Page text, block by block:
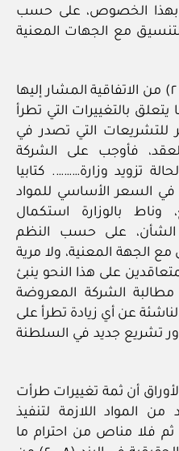
بهذا الخصوص، على حسب
مع الجهات المعنية
وحاصل ما تقدم، أن البند (٨ – ٢) من الاتفاقية المشار إليها
بالتغييرات التي تطرأ
للتشريعات التي تصدر في
فأوجب على الشركة
تزويد وزارة………. كتابيا
في السعر الأساسي للمواد
وناط بالوزارة استكمال
الشأن، على حسب النظم
الجهة المعنية، ولا مرية
على هذا النحو ينبئ
مطالبة الشركة المعروضة
عن أي زيادة تطرأ على
تشريع جديد في السلطنة
أن ثمة تغييرات طرأت
المواد اللازمة لتنفيذ
ثم فلا مناص من احترام ما